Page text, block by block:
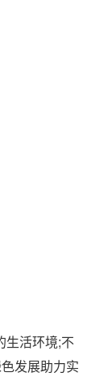
生活环境;不
发展助力实